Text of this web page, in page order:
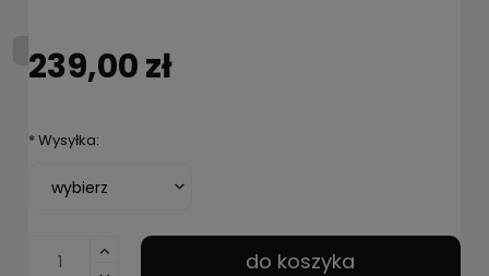
239,00 zł
*Wysyłka:
do koszyka